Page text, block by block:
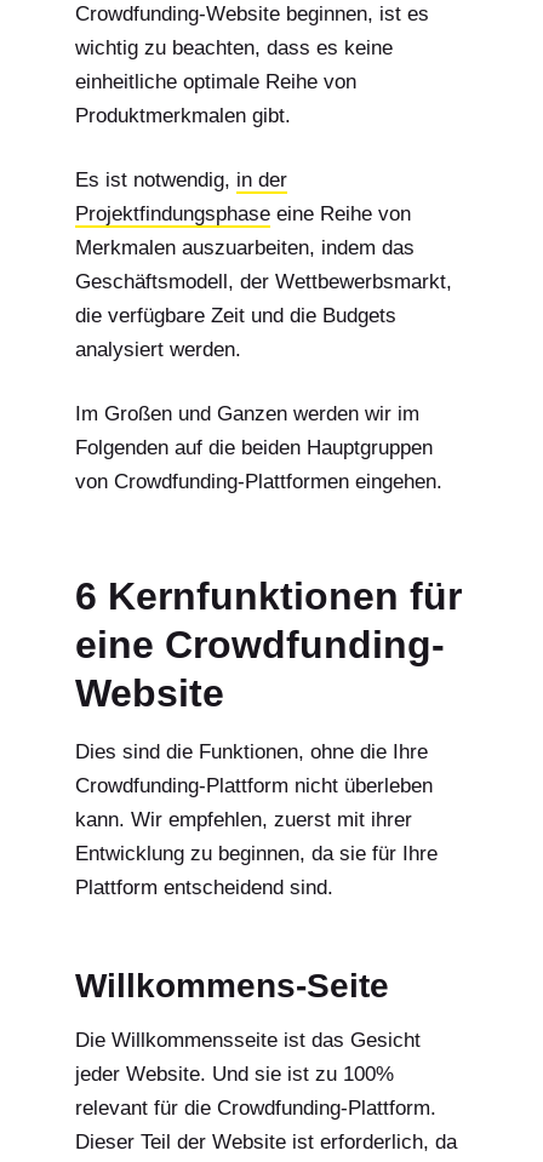
Crowdfunding-Website beginnen, ist es
wichtig zu beachten, dass es keine
einheitliche optimale Reihe von
Produktmerkmalen gibt.
Es ist notwendig, in der
Projektfindungsphaseeine Reihe von
Merkmalen auszuarbeiten, indem das
Geschäftsmodell, der Wettbewerbsmarkt,
die verfügbare Zeit und die Budgets
analysiert werden.
Im Großen und Ganzen werden wir im
Folgenden auf die beiden Hauptgruppen
von Crowdfunding-Plattformen eingehen.
6 Kernfunktionen für
eine Crowdfunding-
Website
Dies sind die Funktionen, ohne die Ihre
Crowdfunding-Plattform nicht überleben
kann. Wir empfehlen, zuerst mit ihrer
Entwicklung zu beginnen, da sie für Ihre
Plattform entscheidend sind.
Willkommens-Seite
Die Willkommensseite ist das Gesicht
jeder Website. Und sie ist zu 100%
relevant für die Crowdfunding-Plattform.
Dieser Teil der Website ist erforderlich, da